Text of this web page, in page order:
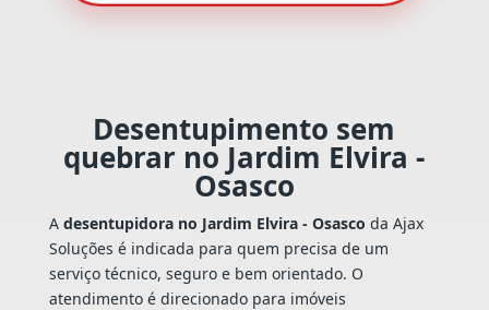
Desentupimento sem
quebrar no Jardim Elvira -
Osasco
A desentupidora no Jardim Elvira - Osasco da Ajax
Soluções é indicada para quem precisa de um
serviço técnico, seguro e bem orientado. O
atendimento é direcionado para imóveis